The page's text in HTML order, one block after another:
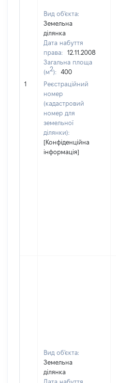
1
Вид об'єкта:
Земельна
ділянка
Дата набуття
права:
12.11.2008
Загальна площа
(м2):
400
Реєстраційний
номер
(кадастровий
номер для
земельної
ділянки):
[Конфіденційна
інформація]
Вид об'єкта:
Земельна
ділянка
Дата набуття